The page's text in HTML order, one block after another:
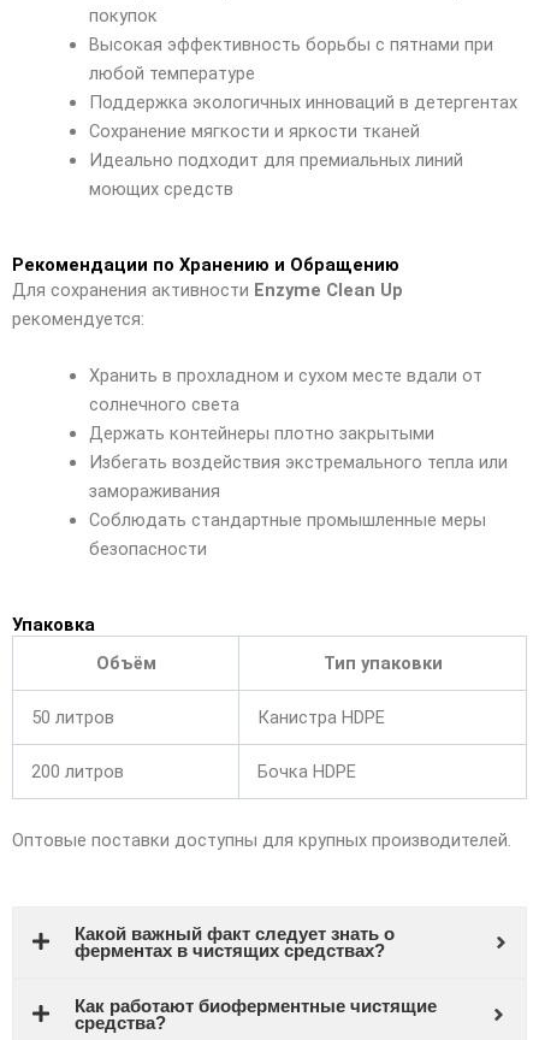
покупок
Высокая эффективность борьбы с пятнами при
любой температуре
Поддержка экологичных инноваций в детергентах
Сохранение мягкости и яркости тканей
Идеально подходит для премиальных линий
моющих средств
Рекомендации по Хранению и Обращению
Для сохранения активности Enzyme Clean Up
рекомендуется:
Хранить в прохладном и сухом месте вдали от
солнечного света
Держать контейнеры плотно закрытыми
Избегать воздействия экстремального тепла или
замораживания
Соблюдать стандартные промышленные меры
безопасности
Упаковка
Объём
Тип упаковки
50 литров Канистра HDPE
200 литров Бочка HDPE
Оптовые поставки доступны для крупных производителей.
Какой важный факт следует знать о
ферментах в чистящих средствах?
Как работают биоферментные чистящие
средства?